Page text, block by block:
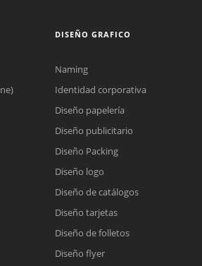
DISEÑO GRAFICO
Naming
Identidad corporativa
Diseño papelería
Diseño publicitario
Diseño Packing
Diseño logo
Diseño de catálogos
Diseño tarjetas
Diseño de folletos
Diseño flyer